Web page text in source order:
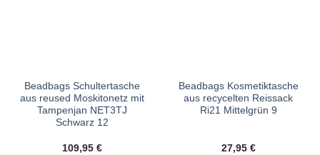
Beadbags Schultertasche
aus reused Moskitonetz mit
Tampenjan NET3TJ
Schwarz 12
109,95 €
Beadbags Kosmetiktasche
aus recycelten Reissack
Ri21 Mittelgrün 9
27,95 €